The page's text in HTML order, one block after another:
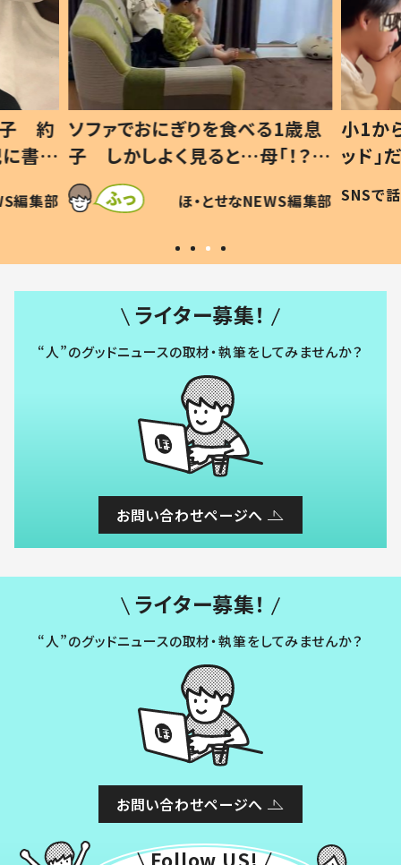
歳息
？」
編集部
小1から不登校、息子は「ギフテ
ッド」だった 父が“ウチ給食”を
作り続ける理由とは #令和の親
#令和の子
SNSで話題 ほ・とせなNEWS編集部
ひ孫
が、抱
「涙
い」
ライター募集！
“人”のグッドニュースの取材・執筆をしてみませんか？
お問い合わせページへ
ライター募集！
“人”のグッドニュースの取材・執筆をしてみませんか？
お問い合わせページへ